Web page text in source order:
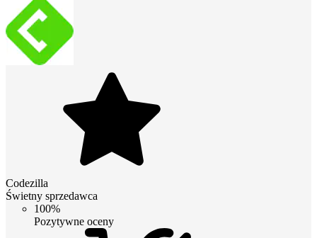
Codezilla
Świetny sprzedawca
100%
Pozytywne oceny